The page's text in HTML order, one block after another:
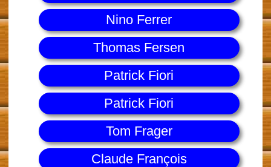
Nino Ferrer
Thomas Fersen
Patrick Fiori
Patrick Fiori
Tom Frager
Claude François